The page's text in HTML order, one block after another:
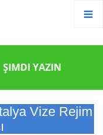
ŞIMDI YAZIN
Vize Rejim